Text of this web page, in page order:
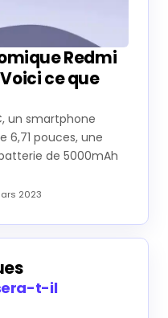
Redmi
ce que
un smartphone
6,71 pouces, une
de 5000mAh
2023
t-il